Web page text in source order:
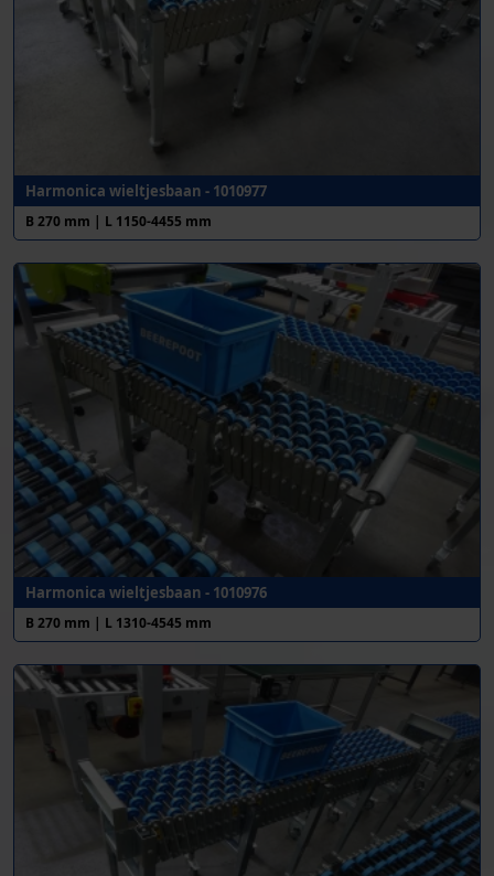
Harmonica wieltjesbaan - 1010977
B 270 mm | L 1150-4455 mm
Harmonica wieltjesbaan - 1010976
B 270 mm | L 1310-4545 mm